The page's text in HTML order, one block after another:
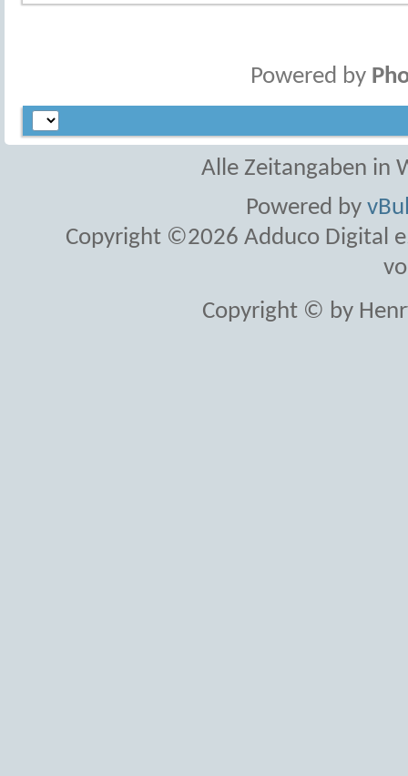
Powered by
Alle Zeitangaben in
Powered by
Copyright ©2026 Adduco Digital
Copyright © by